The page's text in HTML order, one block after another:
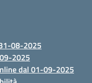
08-2025
2025
dal 01-09-2025